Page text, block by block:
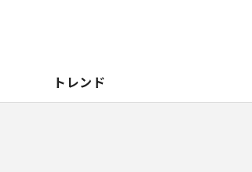
トレンド